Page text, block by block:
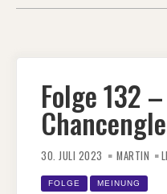
Folge 132 –
30. JULI 2023 MARTIN
FOLGE MEINUNG